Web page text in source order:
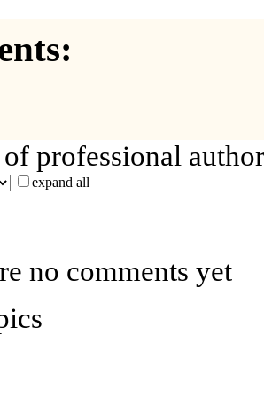
professional
expand all
no comments yet